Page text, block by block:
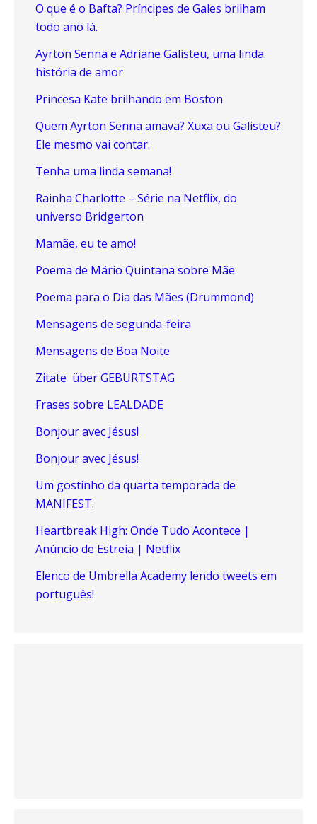
O que é o Bafta? Príncipes de Gales brilham
todo ano lá.
Ayrton Senna e Adriane Galisteu, uma linda
história de amor
Princesa Kate brilhando em Boston
Quem Ayrton Senna amava? Xuxa ou Galisteu?
Ele mesmo vai contar.
Tenha uma linda semana!
Rainha Charlotte – Série na Netflix, do
universo Bridgerton
Mamãe, eu te amo!
Poema de Mário Quintana sobre Mãe
Poema para o Dia das Mães (Drummond)
Mensagens de segunda-feira
Mensagens de Boa Noite
Zitate über GEBURTSTAG
Frases sobre LEALDADE
Bonjour avec Jésus!
Bonjour avec Jésus!
Um gostinho da quarta temporada de
MANIFEST.
Heartbreak High: Onde Tudo Acontece |
Anúncio de Estreia | Netflix
Elenco de Umbrella Academy lendo tweets em
português!